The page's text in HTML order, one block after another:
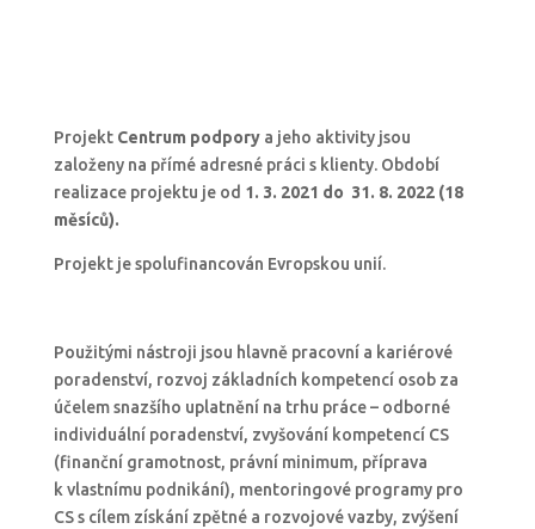
Projekt Centrum podporya jeho aktivity jsou
založeny na přímé adresné práci s klienty. Období
realizace projektu je od 1. 3. 2021 do 31. 8. 2022 (18
měsíců).
Projekt je spolufinancován Evropskou unií.
Použitými nástroji jsou hlavně pracovní a kariérové
poradenství, rozvoj základních kompetencí osob za
účelem snazšího uplatnění na trhu práce – odborné
individuální poradenství, zvyšování kompetencí CS
(finanční gramotnost, právní minimum, příprava
k vlastnímu podnikání), mentoringové programy pro
CS s cílem získání zpětné a rozvojové vazby, zvýšení